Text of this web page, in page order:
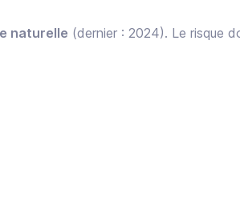
naturelle (dernier : 2024). Le risque